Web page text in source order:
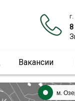
Вакансии
м.